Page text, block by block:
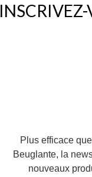
Plus efficace
Beuglante, la
nouveaux